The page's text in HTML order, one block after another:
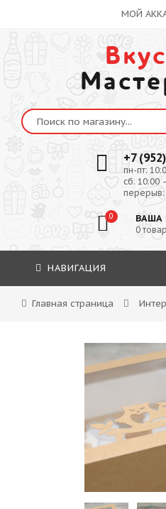
МОЙ
+7
пн-пт:
сб: 10:00
перерыв:
0 ВАША
0
НАВИГАЦИЯ
Главная страница